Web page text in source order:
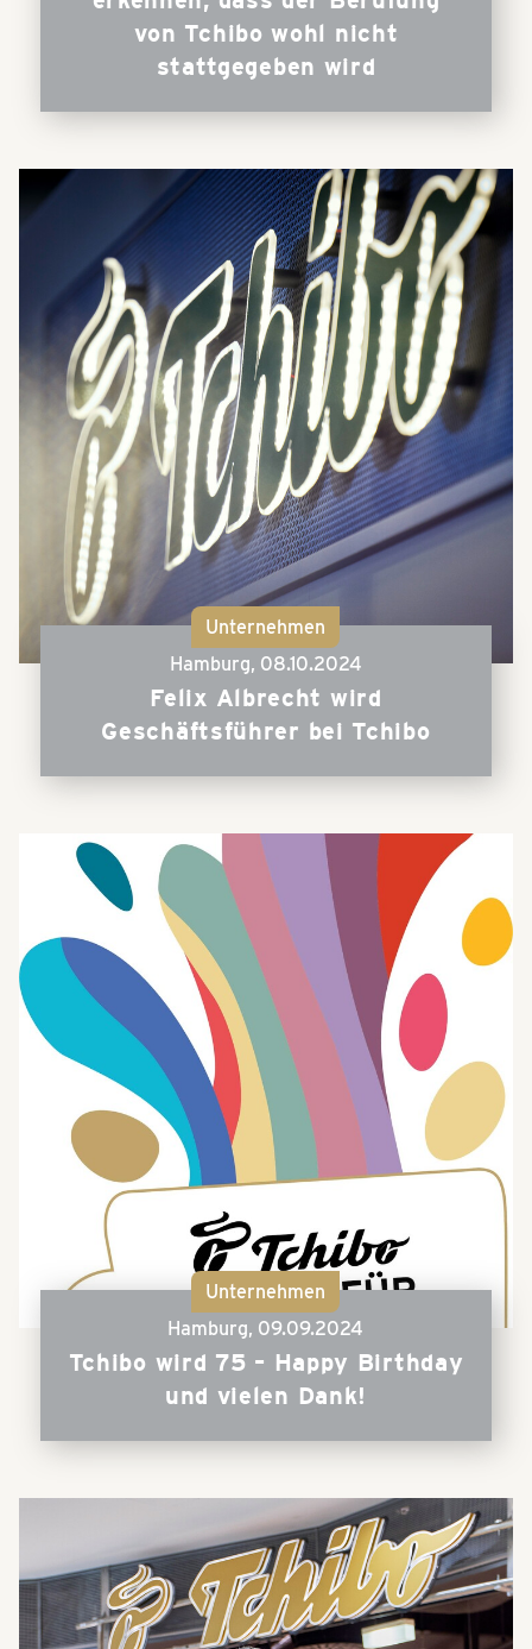
von Tchibo wohl nicht
stattgegeben wird
Unternehmen
Hamburg, 08.10.2024
Felix Albrecht wird
Geschäftsführer bei Tchibo
Unternehmen
Hamburg, 09.09.2024
Tchibo wird 75 – Happy Birthday
und vielen Dank!